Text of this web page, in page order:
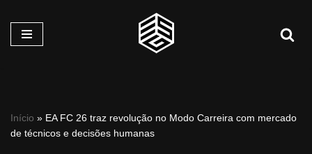
Pular
Início » EA FC 26 traz revolução no Modo Carreira com mercado
de técnicos e decisões humanas